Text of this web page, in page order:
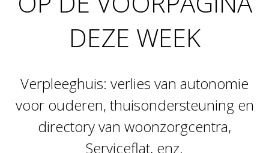
DEZE WEEK
Verpleeghuis: verlies van autonomie
voor ouderen, thuisondersteuning en
directory van woonzorgcentra,
Serviceflat, enz.